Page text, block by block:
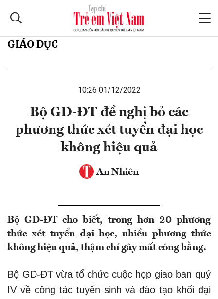
GIÁO DỤC
10:26 01/12/2022
Bộ GD-ĐT đề nghị bỏ các
phương thức xét tuyển đại học
không hiệu quả
An Nhiên
Bộ GD-ĐT cho biết, trong hơn 20 phương
thức xét tuyển đại học, nhiều phương thức
không hiệu quả, thậm chí gây mất công bằng.
Bộ GD-ĐT vừa tổ chức cuộc họp giao ban quý
IV về công tác tuyển sinh và đào tạo khối đại